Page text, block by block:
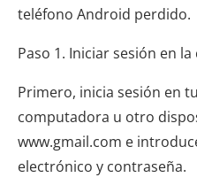
teléfono Android perdido.
Paso 1. Iniciar sesión en
Primero, inicia sesión en
computadora u otro
www.gmail.com e
electrónico y contraseña.